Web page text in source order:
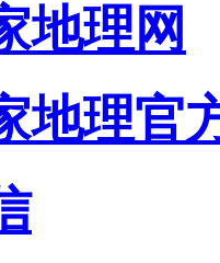
地理网
地理官